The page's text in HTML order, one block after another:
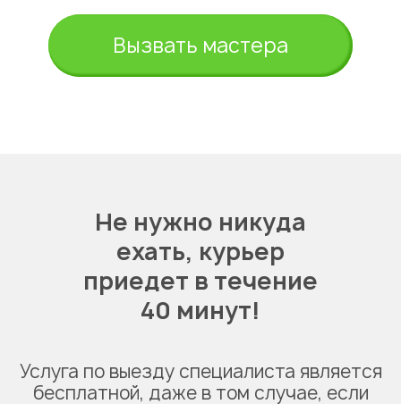
Вызвать мастера
Не нужно никуда
ехать, курьер
приедет в течение
40 минут!
Услуга по выезду специалиста является
бесплатной, даже в том случае, если